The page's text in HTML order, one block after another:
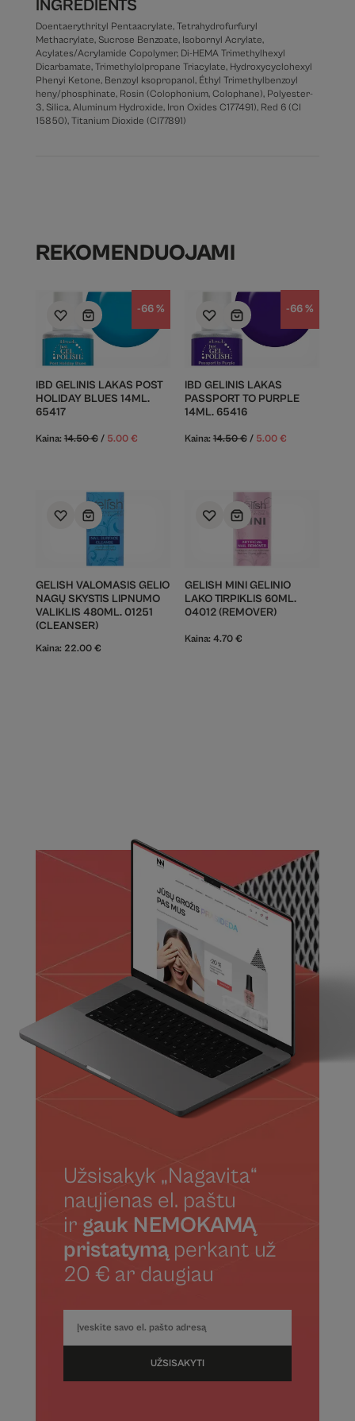
INGREDIENTS
Doentaerythrityl Pentaacrylate, Tetrahydrofurfuryl
Methacrylate, Sucrose Benzoate, Isobornyl Acrylate,
Acylates/Acrylamide Copolymer, Di-HEMA Trimethylhexyl
Dicarbamate, Trimethylolpropane Triacylate, Hydroxycyclohexyl
Phenyi Ketone, Benzoyl ksopropanol, Éthyl Trimethylbenzoyl
heny/phosphinate, Rosin (Colophonium, Colophane), Polyester-
3, Silica, Aluminum Hydroxide, Iron Oxides C177491), Red 6 (CI
15850), Titanium Dioxide (CI77891)
REKOMENDUOJAMI
-66 %
IBD GELINIS LAKAS POST
HOLIDAY BLUES 14ML.
65417
Kaina: 14.50€ / 5.00 €
-66 %
IBD GELINIS LAKAS
PASSPORT TO PURPLE
14ML. 65416
Kaina:14.50€ / 5.00 €
GELISH VALOMASIS GELIO
NAGŲ SKYSTIS LIPNUMO
VALIKLIS 480ML. 01251
(CLEANSER)
Kaina: 22.00 €
GELISH MINI GELINIO
LAKO TIRPIKLIS 60ML.
04012 (REMOVER)
Kaina: 4.70 €
Užsisakyk „Nagavita“
naujienas el. paštu
ir gauk NEMOKAMĄ
pristatymąperkant už
20 € ar daugiau
UŽSISAKYTI